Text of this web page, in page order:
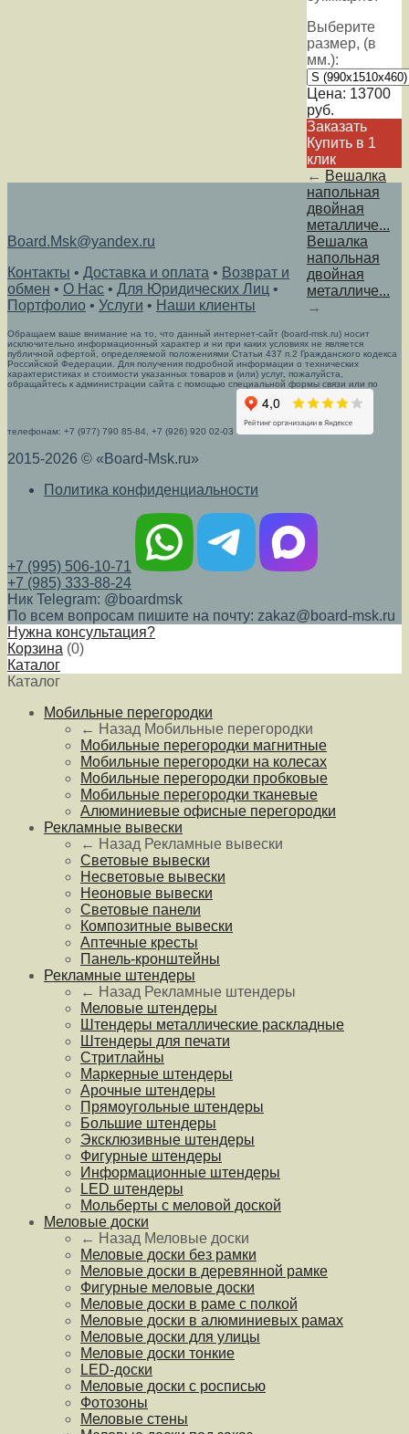
Выберите
размер, (в
мм.):
Цена: 13700
руб.
Заказать
Купить в 1
клик
← Вешалка
напольная
двойная
металличе...
Вешалка
напольная
двойная
металличе...
→
Board.Msk@yandex.ru
Контакты • Доставка и оплата • Возврат и
обмен • О Нас • Для Юридических Лиц •
Портфолио • Услуги • Наши клиенты
Обращаем ваше внимание на то, что данный интернет-сайт (board-msk.ru) носит
исключительно информационный характер и ни при каких условиях не является
публичной офертой, определяемой положениями Статьи 437 п.2 Гражданского кодекса
Российской Федерации. Для получения подробной информации о технических
характеристиках и стоимости указанных товаров и (или) услуг, пожалуйста,
обращайтесь к администрации сайта с помощью специальной формы связи или по
телефонам: +7 (977) 790 85-84, +7 (926) 920 02-03
2015-2026 © «Board-Msk.ru»
Политика конфиденциальности
+7 (995) 506-10-71
+7 (985) 333-88-24
Ник Telegram: @boardmsk
По всем вопросам пишите на почту: zakaz@board-msk.ru
Нужна консультация?
Корзина (0)
Каталог
Каталог
Мобильные перегородки
← Назад Мобильные перегородки
Мобильные перегородки магнитные
Мобильные перегородки на колесах
Мобильные перегородки пробковые
Мобильные перегородки тканевые
Алюминиевые офисные перегородки
Рекламные вывески
← Назад Рекламные вывески
Световые вывески
Несветовые вывески
Неоновые вывески
Световые панели
Композитные вывески
Аптечные кресты
Панель-кронштейны
Рекламные штендеры
← Назад Рекламные штендеры
Меловые штендеры
Штендеры металлические раскладные
Штендеры для печати
Стритлайны
Маркерные штендеры
Арочные штендеры
Прямоугольные штендеры
Большие штендеры
Эксклюзивные штендеры
Фигурные штендеры
Информационные штендеры
LED штендеры
Мольберты с меловой доской
Меловые доски
← Назад Меловые доски
Меловые доски без рамки
Меловые доски в деревянной рамке
Фигурные меловые доски
Меловые доски в раме с полкой
Меловые доски в алюминиевых рамах
Меловые доски для улицы
Меловые доски тонкие
LED-доски
Меловые доски с росписью
Фотозоны
Меловые стены